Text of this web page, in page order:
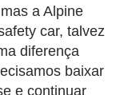
a Alpine
car, talvez
diferença
baixar
e continuar